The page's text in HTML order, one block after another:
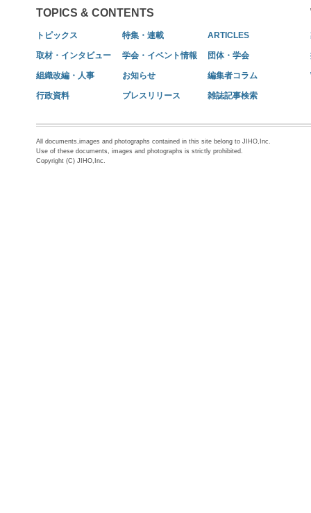
TOPICS & CONTENTS
トピックス 特集・連載 ARTICLES
取材・インタビュー 学会・イベント情報 団体・学会
組織改編・人事 お知らせ 編集者コラム
行政資料 プレスリリース 雑誌記事検索
All documents,images and photographs contained in this site belong to JIHO,Inc.
Use of these documents, images and photographs is strictly prohibited.
Copyright (C) JIHO,Inc.